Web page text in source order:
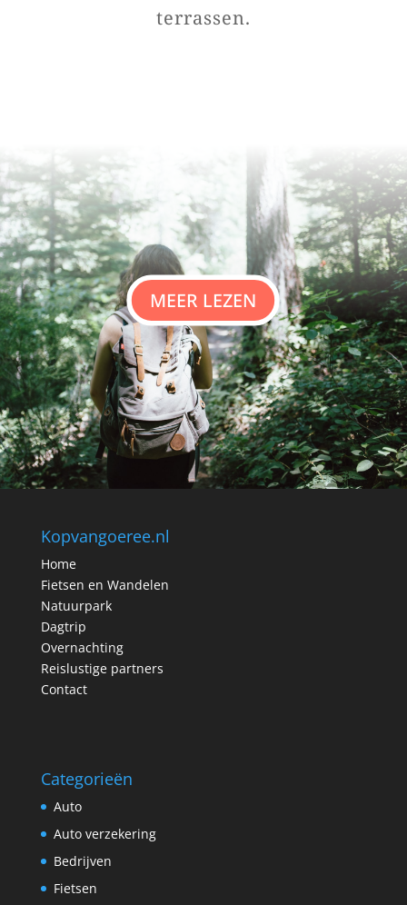
terrassen.
MEER LEZEN
Kopvangoeree.nl
Home
Fietsen en Wandelen
Natuurpark
Dagtrip
Overnachting
Reislustige partners
Contact
Categorieën
Auto
Auto verzekering
Bedrijven
Fietsen